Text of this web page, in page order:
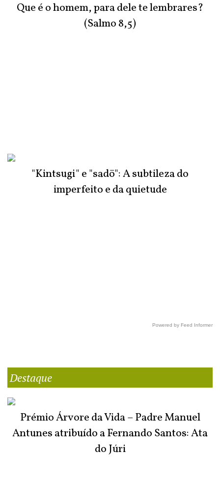
Que é o homem, para dele te lembrares?
(Salmo 8,5)
"Kintsugi" e "sadō": A subtileza do
imperfeito e da quietude
Powered by Feed Informer
Destaque
Prémio Árvore da Vida – Padre Manuel
Antunes atribuído a Fernando Santos: Ata
do Júri